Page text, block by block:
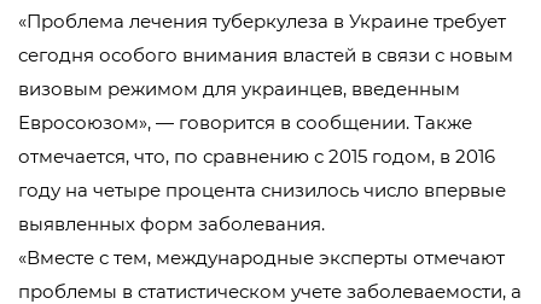
«Проблема лечения туберкулеза в Украине требует
сегодня особого внимания властей в связи с новым
визовым режимом для украинцев, введенным
Евросоюзом», — говорится в сообщении. Также
отмечается, что, по сравнению с 2015 годом, в 2016
году на четыре процента снизилось число впервые
выявленных форм заболевания.
«Вместе с тем, международные эксперты отмечают
проблемы в статистическом учете заболеваемости, а